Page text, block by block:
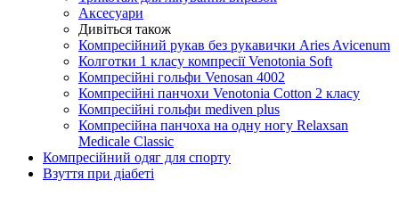
Аксесуари
Дивіться також
Компресійний рукав без рукавички Aries Avicenum
Колготки 1 класу компресії Venotonia Soft
Компресійні гольфи Venosan 4002
Компресійні панчохи Venotonia Cotton 2 класу
Компресійні гольфи mediven plus
Компресійна панчоха на одну ногу Relaxsan
Medicale Classic
Компресійний одяг для спорту
Взуття при діабеті